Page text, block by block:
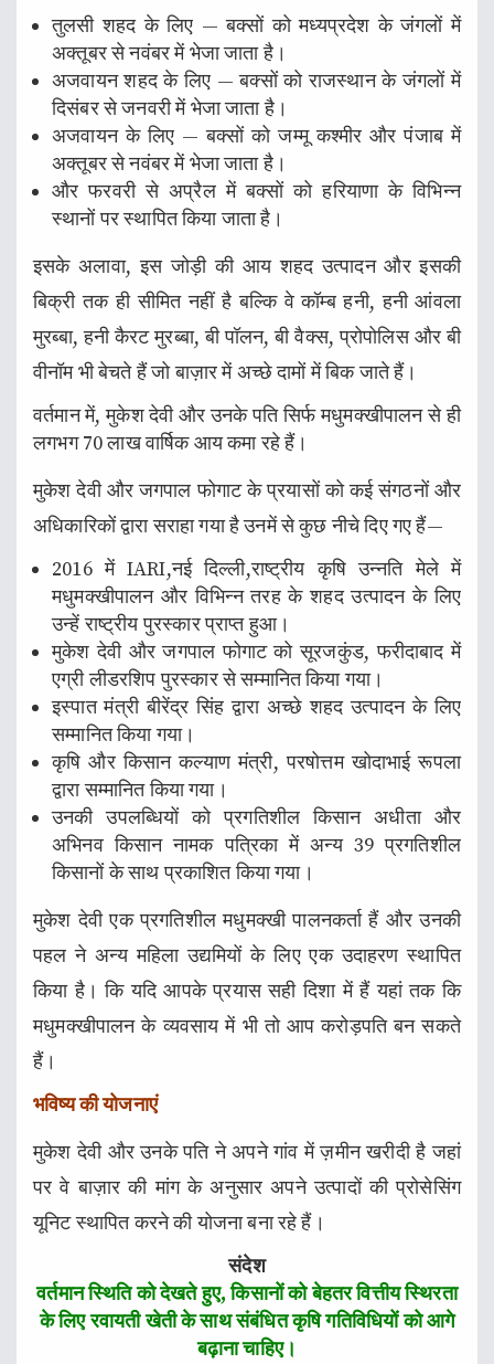
तुलसी शहद के लिए — बक्सों को मध्यप्रदेश के जंगलों में
अक्तूबर से नवंबर में भेजा जाता है।
अजवायन शहद के लिए — बक्सों को राजस्थान के जंगलों में
दिसंबर से जनवरी में भेजा जाता है।
अजवायन के लिए — बक्सों को जम्मू कश्मीर और पंजाब में
अक्तूबर से नवंबर में भेजा जाता है।
और फरवरी से अप्रैल में बक्सों को हरियाणा के विभिन्न
स्थानों पर स्थापित किया जाता है।
इसके अलावा, इस जोड़ी की आय शहद उत्पादन और इसकी
बिक्री तक ही सीमित नहीं है बल्कि वे कॉम्ब हनी, हनी आंवला
मुरब्बा, हनी कैरट मुरब्बा, बी पॉलन, बी वैक्स, प्रोपोलिस और बी
वीनॉम भी बेचते हैं जो बाज़ार में अच्छे दामों में बिक जाते हैं।
वर्तमान में, मुकेश देवी और उनके पति सिर्फ मधुमक्खीपालन से ही
लगभग 70 लाख वार्षिक आय कमा रहे हैं।
मुकेश देवी और जगपाल फोगाट के प्रयासों को कई संगठनों और
अधिकारिकों द्वारा सराहा गया है उनमें से कुछ नीचे दिए गए हैं—
2016 में IARI,नई दिल्ली,राष्ट्रीय कृषि उन्नति मेले में
मधुमक्खीपालन और विभिन्न तरह के शहद उत्पादन के लिए
उन्हें राष्ट्रीय पुरस्कार प्राप्त हुआ।
मुकेश देवी और जगपाल फोगाट को सूरजकुंड, फरीदाबाद में
एग्री लीडरशिप पुरस्कार से सम्मानित किया गया।
इस्पात मंत्री बीरेंद्र सिंह द्वारा अच्छे शहद उत्पादन के लिए
सम्मानित किया गया।
कृषि और किसान कल्याण मंत्री, परषोत्तम खोदाभाई रूपला
द्वारा सम्मानित किया गया।
उनकी उपलब्धियों को प्रगतिशील किसान अधीता और
अभिनव किसान नामक पत्रिका में अन्य 39 प्रगतिशील
किसानों के साथ प्रकाशित किया गया।
मुकेश देवी एक प्रगतिशील मधुमक्खी पालनकर्ता हैं और उनकी
पहल ने अन्य महिला उद्यमियों के लिए एक उदाहरण स्थापित
किया है। कि यदि आपके प्रयास सही दिशा में हैं यहां तक कि
मधुमक्खीपालन के व्यवसाय में भी तो आप करोड़पति बन सकते
हैं।
भविष्य की योजनाएं
मुकेश देवी और उनके पति ने अपने गांव में ज़मीन खरीदी है जहां
पर वे बाज़ार की मांग के अनुसार अपने उत्पादों की प्रोसेसिंग
यूनिट स्थापित करने की योजना बना रहे हैं।
संदेश
वर्तमान स्थिति को देखते हुए, किसानों को बेहतर वित्तीय स्थिरता
के लिए रवायती खेती के साथ संबंधित कृषि गतिविधियों को आगे
बढ़ाना चाहिए।